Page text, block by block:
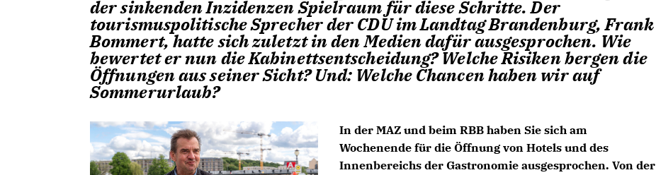
der sinkenden Inzidenzen Spielraum für diese Schritte. Der
tourismuspolitische Sprecher der CDU im Landtag Brandenburg, Frank
Bommert, hatte sich zuletzt in den Medien dafür ausgesprochen. Wie
bewertet er nun die Kabinettsentscheidung? Welche Risiken bergen die
Öffnungen aus seiner Sicht? Und: Welche Chancen haben wir auf
Sommerurlaub?
In der MAZ und beim RBB haben Sie sich am
Wochenende für die Öffnung von Hotels und des
Innenbereichs der Gastronomie ausgesprochen. Von der